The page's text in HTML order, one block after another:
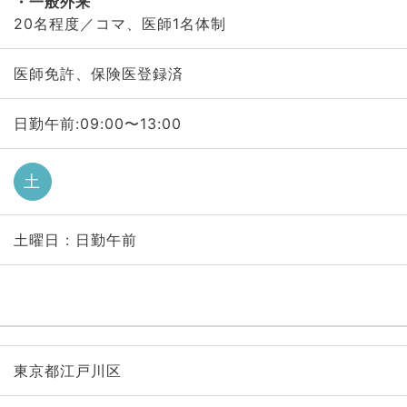
20名程度／コマ、医師1名体制
医師免許、保険医登録済
日勤午前:09:00〜13:00
土
土曜日 : 日勤午前
東京都江戸川区